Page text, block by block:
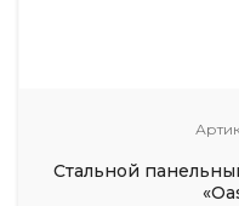
Стальной